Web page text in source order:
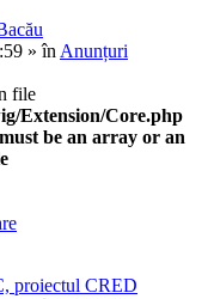
» în Anunțuri
file
Extension/Core.php
be an array or an
proiectul CRED